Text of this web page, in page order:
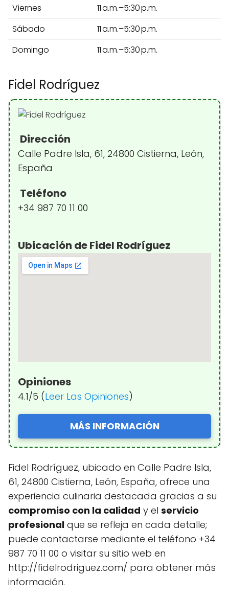
Viernes
11 a.m.–5:30 p.m.
Sábado
11 a.m.–5:30 p.m.
Domingo
11 a.m.–5:30 p.m.
Fidel Rodríguez
Dirección
Calle Padre Isla, 61, 24800 Cistierna, León,
España
Teléfono
+34 987 70 11 00
Ubicación de Fidel Rodríguez
Opiniones
4.1/5 (Leer Las Opiniones)
MÁS INFORMACIÓN
Fidel Rodríguez, ubicado en Calle Padre Isla,
61, 24800 Cistierna, León, España, ofrece una
experiencia culinaria destacada gracias a su
compromiso con la calidad y el servicio
profesional que se refleja en cada detalle;
puede contactarse mediante el teléfono +34
987 70 11 00 o visitar su sitio web en
http://fidelrodriguez.com/ para obtener más
información.